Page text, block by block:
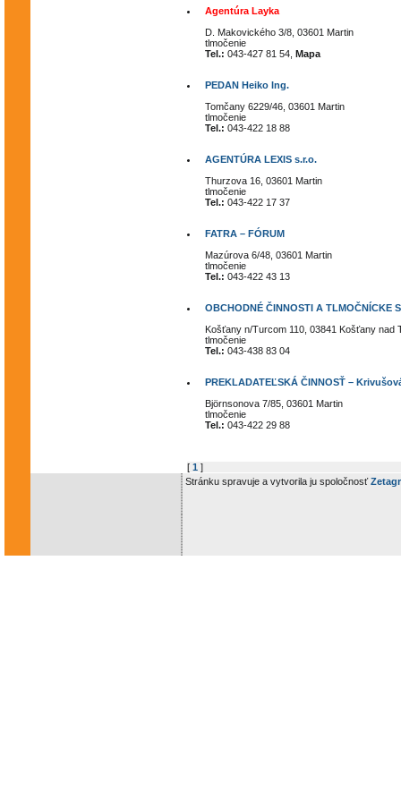
Agentúra Layka
D. Makovického 3/8, 03601 Martin
tlmočenie
Tel.: 043-427 81 54, Mapa
PEDAN Heiko Ing.
Tomčany 6229/46, 03601 Martin
tlmočenie
Tel.: 043-422 18 88
AGENTÚRA LEXIS s.r.o.
Thurzova 16, 03601 Martin
tlmočenie
Tel.: 043-422 17 37
FATRA – FÓRUM
Mazúrova 6/48, 03601 Martin
tlmočenie
Tel.: 043-422 43 13
OBCHODNÉ ČINNOSTI A TLMOČNÍCKE
Košťany n/Turcom 110, 03841 Košťany nad
tlmočenie
Tel.: 043-438 83 04
PREKLADATEĽSKÁ ČINNOSŤ –
Björnsonova 7/85, 03601 Martin
tlmočenie
Tel.: 043-422 29 88
[ 1 ]
Stránku spravuje a vytvorila ju spoločnosť